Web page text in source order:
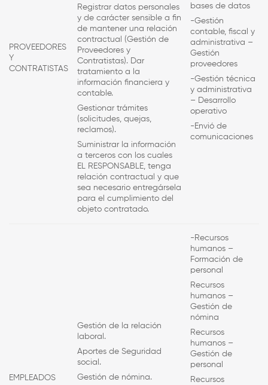
PROVEEDORES
Y
CONTRATISTAS
Registrar datos personales
y de carácter sensible a fin
de mantener una relación
contractual (Gestión de
Proveedores y
Contratistas). Dar
tratamiento a la
información financiera y
contable.
Gestionar trámites
(solicitudes, quejas,
reclamos).
Suministrar la información
a terceros con los cuales
EL RESPONSABLE, tenga
relación contractual y que
sea necesario entregársela
para el cumplimiento del
objeto contratado.
bases de datos
-Gestión
contable, fiscal y
administrativa –
Gestión
proveedores
-Gestión técnica
y administrativa
– Desarrollo
operativo
-Envió de
comunicaciones
EMPLEADOS
Gestión de la relación
laboral.
Aportes de Seguridad
social.
Gestión de nómina.
-Recursos
humanos –
Formación de
personal
Recursos
humanos –
Gestión de
nómina
Recursos
humanos –
Gestión de
personal
Recursos